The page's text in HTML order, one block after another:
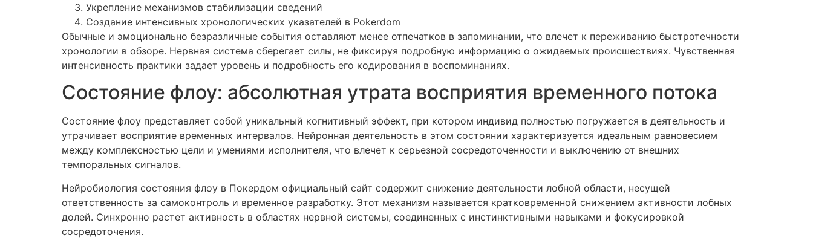
Укрепление механизмов стабилизации сведений
Создание интенсивных хронологических указателей в Pokerdom
Обычные и эмоционально безразличные события оставляют менее отпечатков в запоминании, что влечет к переживанию быстротечности
хронологии в обзоре. Нервная система сберегает силы, не фиксируя подробную информацию о ожидаемых происшествиях. Чувственная
интенсивность практики задает уровень и подробность его кодирования в воспоминаниях.
Состояние флоу: абсолютная утрата восприятия временного потока
Состояние флоу представляет собой уникальный когнитивный эффект, при котором индивид полностью погружается в деятельность и
утрачивает восприятие временных интервалов. Нейронная деятельность в этом состоянии характеризуется идеальным равновесием
между комплексностью цели и умениями исполнителя, что влечет к серьезной сосредоточенности и выключению от внешних
темпоральных сигналов.
Нейробиология состояния флоу в Покердом официальный сайт содержит снижение деятельности лобной области, несущей
ответственность за самоконтроль и временное разработку. Этот механизм называется кратковременной снижением активности лобных
долей. Синхронно растет активность в областях нервной системы, соединенных с инстинктивными навыками и фокусировкой
сосредоточения.